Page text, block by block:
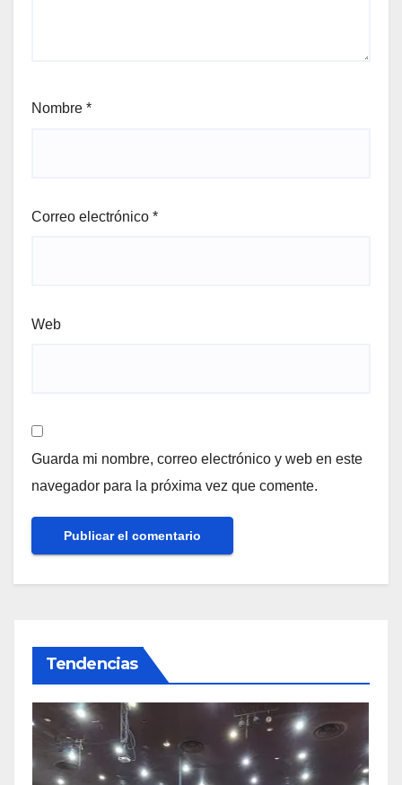
Nombre *
Correo electrónico *
Web
Guarda mi nombre, correo electrónico y web en este
navegador para la próxima vez que comente.
Tendencias